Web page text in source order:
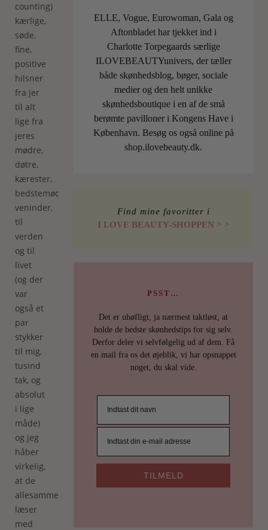
counting)
kærlige,
søde,
fine,
positive
hilsner
fra jer
til alt
lige fra
jeres
mødre,
døtre,
kærester,
bedstemødre,
veninder,
til
verden
og til
livet
(og der
var
også et
par
stykker
til mig,
tusind
tak, og
absolut
i lige
måde)
og jeg
håber
virkelig,
at de
allesammen
læser
med
ELLE, Vogue, Eurowoman, Gala og
Aftonbladet har tjekket ind i
Charlotte Torpegaards særlige
ILOVEBEAUTYunivers, der tæller
både skønhedsblog, bøger, sociale
medier og den helt unikke
skønhedsboutique i en af de små
berømte pavilloner i Kongens Have i
København. Besøg os også online på
shop.ilovebeauty.dk.
Find mine favoritter i
I LOVE BEAUTY-SHOPPEN > >
PSST…
Det er uhøfligt, ja nærmest taktløst, at
holde de bedste skønhedstips for sig selv.
Derfor deler vi selvfølgelig ud af dem. Få
en mail fra os det øjeblik, vi har opsnappet
noget, du skal vide.
TILMELD